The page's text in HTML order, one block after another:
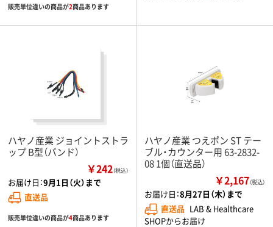
販売単位違いの商品が2商品あります
ハヤノ産業 ジョイントストラ
ップ B型（バンド）
￥242（税込）
お届け日：9月1日（火）まで
直送品
販売単位違いの商品が4商品あります
ハヤノ産業 つえポン ST テー
ブル・カウンター用 63-2832-
08 1個（直送品）
￥2,167（税込）
お届け日：8月27日（木）まで
直送品 LAB & Healthcare
SHOPからお届け